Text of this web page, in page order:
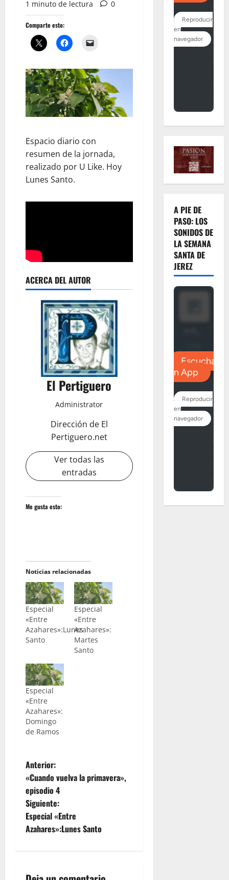
1 minuto de lectura
0
Comparte esto:
Espacio diario con
resumen de la jornada,
realizado por U Like. Hoy
Lunes Santo.
ACERCA DEL AUTOR
El Pertiguero
Administrator
Dirección de El
Pertiguero.net
Ver todas las
entradas
Me gusta esto:
Noticias relacionadas
Especial
«Entre
Azahares»:Lunes
Santo
Especial
«Entre
Azahares»:
Martes
Santo
Especial
«Entre
Azahares»:
Domingo
de Ramos
N
a
v
e
Anterior:
«Cuando vuelva la primavera»,
episodio 4
Siguiente:
Especial «Entre
Azahares»:Lunes Santo
A PIE DE
PASO: LOS
SONIDOS DE
LA SEMANA
SANTA DE
JEREZ